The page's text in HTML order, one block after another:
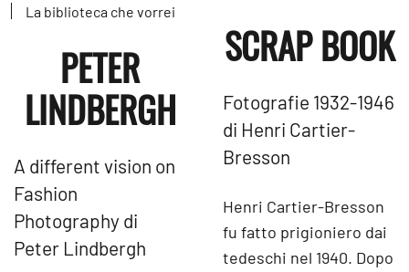
La biblioteca che vorrei
PETER
LINDBERGH
A different vision on
Fashion
Photography di
Peter Lindbergh
SCRAP BOOK
Fotografie 1932-1946
di Henri Cartier-
Bresson
Henri Cartier-Bresson
fu fatto prigioniero dai
tedeschi nel 1940. Dopo